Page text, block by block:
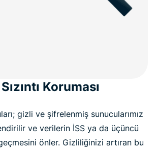
Koruması
gizli ve şifrelenmiş sunucularımız
ve verilerin İSS ya da üçüncü
önler. Gizliliğinizi artıran bu